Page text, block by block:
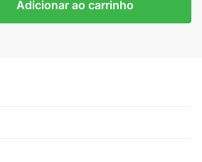
Adicionar ao carrinho